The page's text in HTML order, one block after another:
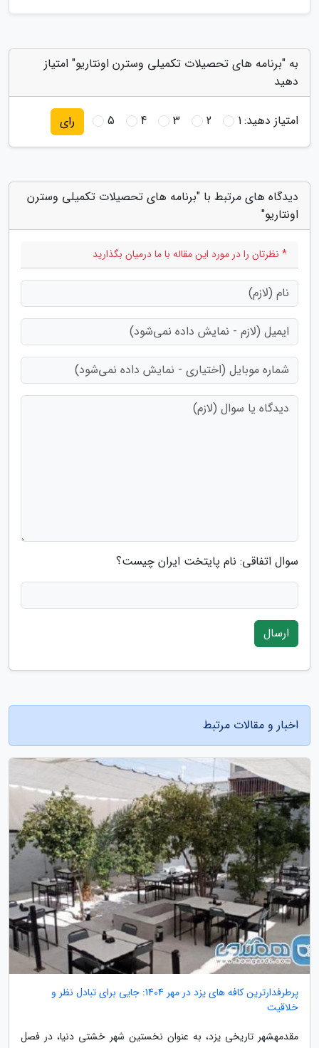
به "برنامه های تحصیلات تکمیلی وسترن اونتاریو" امتیاز
دهید
امتیاز دهید:1
2
3
4
5 رای
دیدگاه های مرتبط با "برنامه های تحصیلات تکمیلی وسترن
اونتاریو"
* نظرتان را در مورد این مقاله با ما درمیان بگذارید
سوال اتفاقی: نام پایتخت ایران چیست؟
ارسال
اخبار و مقالات مرتبط
پرطرفدارترین کافه های یزد در مهر 1404: جایی برای تبادل نظر و
خلاقیت
مقدمهشهر تاریخی یزد، به عنوان نخستین شهر خشتی دنیا، در فصل